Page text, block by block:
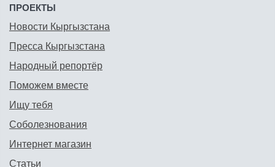
ПРОЕКТЫ
Новости Кыргызстана
Пресса Кыргызстана
Народный репортёр
Поможем вместе
Ищу тебя
Соболезнования
Интернет магазин
Статьи